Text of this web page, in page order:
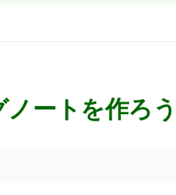
ートを作ろう